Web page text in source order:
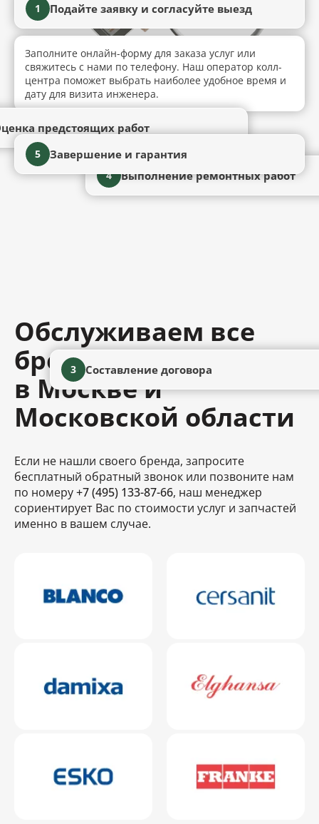
1 Подайте заявку и согласуйте выезд
Заполните онлайн-форму для заказа услуг или
свяжитесь с нами по телефону. Наш оператор колл-
центра поможет выбрать наиболее удобное время и
дату для визита инженера.
предстоящих работ
3 Составление договора
4 Выполнение ремонтных работ
5 Завершение и гарантия
Обслуживаем все
бренды сантехники
в Москве и
Московской области
Если не нашли своего бренда, запросите
бесплатный обратный звонок или позвоните нам
по номеру+7 (495) 133-87-66, наш менеджер
сориентирует Вас по стоимости услуг и запчастей
именно в вашем случае.